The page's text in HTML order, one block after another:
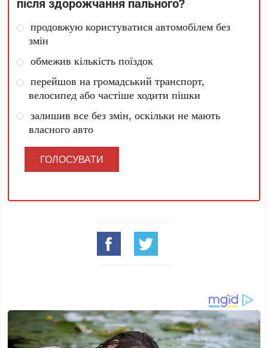
після здорожчання пального?
продовжую користуватися автомобілем без
змін
обмежив кількість поїздок
перейшов на громадський транспорт,
велосипед або частіше ходити пішки
залишив все без змін, оскільки не мають
власного авто